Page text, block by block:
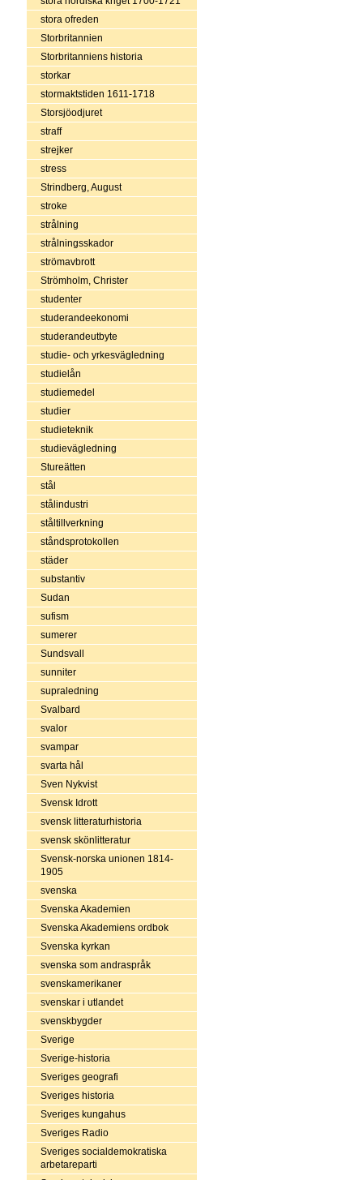
stora ofreden
Storbritannien
Storbritanniens historia
storkar
stormaktstiden 1611-1718
Storsjöodjuret
straff
strejker
stress
Strindberg, August
stroke
strålning
strålningsskador
strömavbrott
Strömholm, Christer
studenter
studerandeekonomi
studerandeutbyte
studie- och yrkesvägledning
studielån
studiemedel
studier
studieteknik
studievägledning
Stureätten
stål
stålindustri
ståltillverkning
ståndsprotokollen
städer
substantiv
Sudan
sufism
sumerer
Sundsvall
sunniter
supraledning
Svalbard
svalor
svampar
svarta hål
Sven Nykvist
Svensk Idrott
svensk litteraturhistoria
svensk skönlitteratur
Svensk-norska unionen 1814-
1905
svenska
Svenska Akademien
Svenska Akademiens ordbok
Svenska kyrkan
svenska som andraspråk
svenskamerikaner
svenskar i utlandet
svenskbygder
Sverige
Sverige-historia
Sveriges geografi
Sveriges historia
Sveriges kungahus
Sveriges Radio
Sveriges socialdemokratiska
arbetareparti